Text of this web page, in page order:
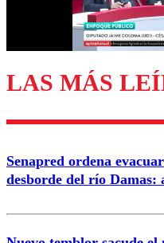
LAS MÁS
Senapred ordena
desborde del río Damas: